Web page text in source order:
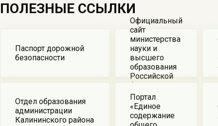
ПОЛЕЗНЫЕ ССЫЛКИ
Паспорт дорожной
безопасности
Официальный
сайт
министерства
науки и
высшего
образования
Российской
федерации
Отдел образования
администрации
Калининского района
Портал
«Единое
содержание